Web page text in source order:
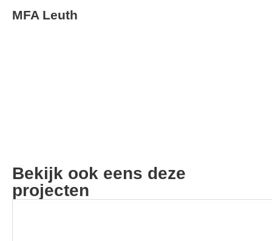
MFA Leuth
Bekijk ook eens deze
projecten